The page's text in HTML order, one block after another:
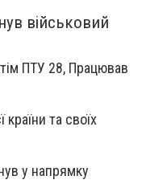
військовий
ПТУ 28, Працював
та своїх
у напрямку